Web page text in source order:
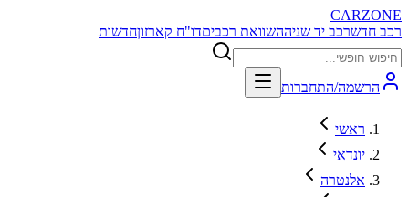
CARZONE
רכב חדשרכב יד שניההשוואת רכביםדו"ח קארזוןחדשות
הרשמה/התחברות
ראשי
יונדאי
אלנטרה